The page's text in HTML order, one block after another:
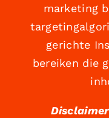
marketing
gerichte
bereiken die